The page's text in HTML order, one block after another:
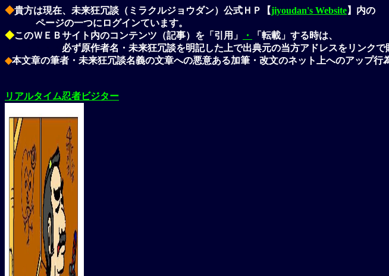
◆貴方は現在、 未来狂冗談（ミラクルジョウダン） 公式ＨＰ【jiyoudan's Website】内の
ページの一つにログインています。
◆このＷＥＢサイト内のコンテンツ（記事）を「引用」 ・
「転載」する時は、
必ず原作者名・未来狂冗談を明記した上で出典元の当方アドレスをリンクで
◆本文章の筆者・ 未来狂冗談名義の文章への悪意ある加筆・改文のネット上へのアップ行
リアルタイム忍者ビジター